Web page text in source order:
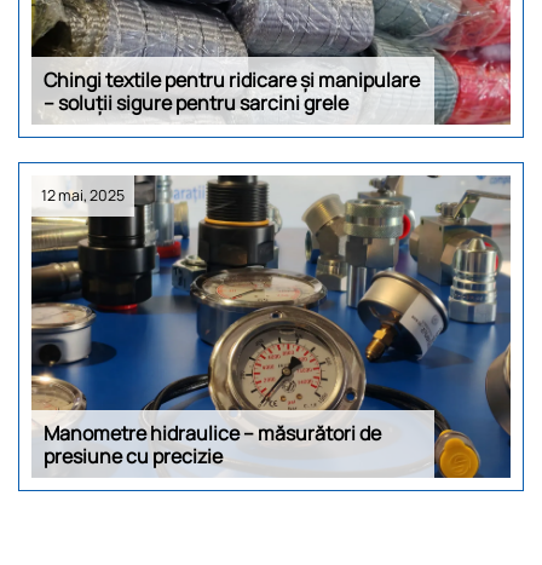
Chingi textile pentru ridicare și manipulare
– soluții sigure pentru sarcini grele
12 mai, 2025
Manometre hidraulice – măsurători de
presiune cu precizie